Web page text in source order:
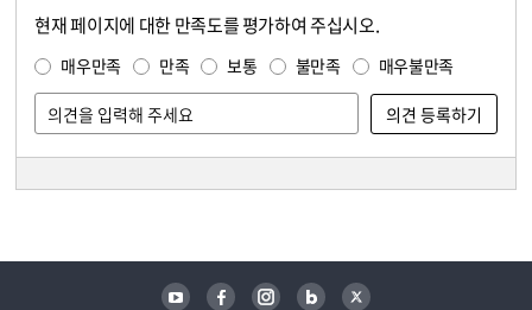
현재 페이지에 대한 만족도를 평가하여 주십시오.
매우만족 만족 보통 불만족 매우불만족
유튜브 페이스북 인스타그램 블로그 트위터